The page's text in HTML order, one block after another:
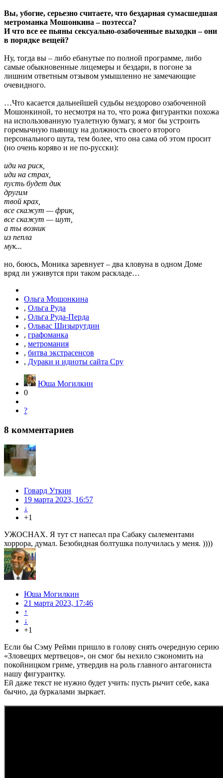
Вы, убогие, серьезно считаете, что бездарная сумасшедшая
метроманка Мошонкина – поэтесса?
И что все ее пьяны сексуально-озабоченные выходки – они
в порядке вещей?
Ну, тогда вы – либо ебанутые по полной программе, либо
самые обыкновенные лицемеры и бездари, в погоне за
лишним ответным отзывом умышленно не замечающие
очевидного.
…Что касается дальнейшей судьбы нездорово озабоченной
Мошонкиной, то несмотря на то, что рожа фигурантки похожа
на использованную туалетную бумагу, я мог бы устроить
горемычную пьяницу на должность своего второго
персонального шута, тем более, что она сама об этом просит
(но очень коряво и не по-русски):
иди на риск,
иди на страх,
пусть будет дик
другим
твой крах,
все скажут — фрик,
все скажут — шут,
а ты возник
из пепла
мук...
но, боюсь, Моника заревнует – два кловуна в одном Доме
вряд ли уживутся при таком раскладе…
Ольга Мошонкина
, Ольга Руда
, Ольга Руда-Перда
, Ольвас Шизырутдин
, графоманка
, метромания
, битва экстрасенсов
, Дураки и идиоты сайта Сру
Юша Могилкин
0
?
8 комментариев
Говард Уткин
19 марта 2023, 16:57
↓
+1
УЖОСНАХ. Я тут ст напесал пра Сабаку сылементами
хоррора, думал. Безобидная болтушка получилась у меня. ))))
Юша Могилкин
21 марта 2023, 17:46
↑
↓
+1
Если бы Сэму Рейми пришло в голову снять очередную серию
«Зловещих мертвецов», он смог бы нехило сэкономить на
покойницком гриме, утвердив на роль главного антагониста
нашу фигурантку.
Ей даже текст не нужно будет учить: пусть рычит себе, кака
бычно, да буркалами зыркает.